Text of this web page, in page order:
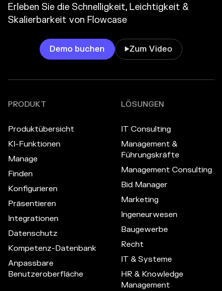
Erleben Sie die Schnelligkeit, Leichtigkeit &
Skalierbarkeit von Flowcase
Demo buchen Zum Video
PRODUKT
Produktübersicht
KI-Funktionen
Manage
Finden
Konfigurieren
Präsentieren
Integrationen
Datenschutz
Kompetenz-Datenbank
Anpassbare
Benutzeroberfläche
LÖSUNGEN
IT Consulting
Management &
Führungskräfte
Management Consulting
Bid Manager
Marketing
Ingeneurwesen
Baugewerbe
Recht
IT & Systeme
HR & Knowledge
Management